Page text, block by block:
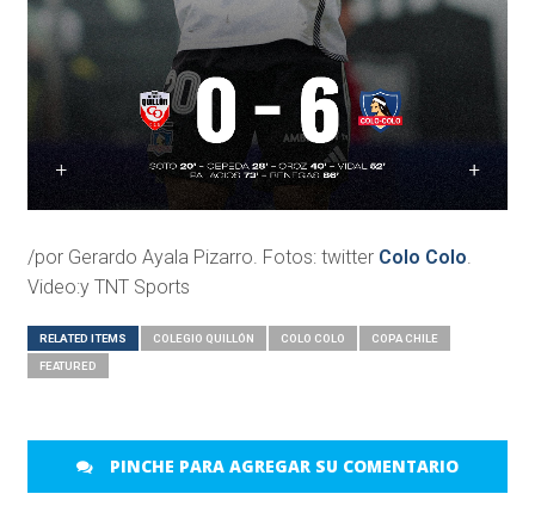
/por Gerardo Ayala Pizarro. Fotos: twitter Colo Colo
Video:y TNT Sports
RELATED ITEMS COLEGIO QUILLÓN COLO COLO COPA CHILE
FEATURED
PINCHE PARA AGREGAR SU COMENTARIO